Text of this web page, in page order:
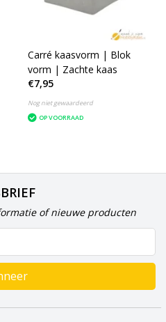
Carré kaasvorm | Blok
vorm | Zachte kaas
€7,95
Nog niet gewaardeerd
OP VOORRAAD
of nieuwe producten